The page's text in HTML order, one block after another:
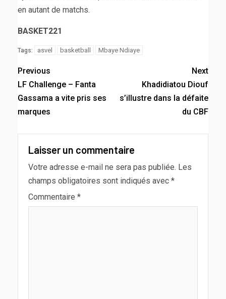
en autant de matchs.
BASKET221
Tags: asvel basketball Mbaye Ndiaye
Previous
LF Challenge – Fanta
Gassama a vite pris ses
marques
Next
Khadidiatou Diouf
s’illustre dans la défaite
du CBF
Laisser un commentaire
Votre adresse e-mail ne sera pas publiée. Les
champs obligatoires sont indiqués avec *
Commentaire *